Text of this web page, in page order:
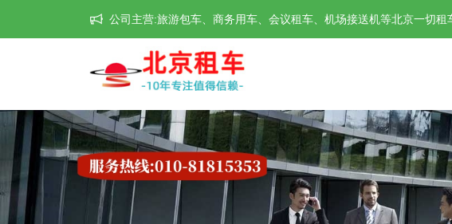
公司主营:旅游包车、商务用车、会议租车、机场接送机等北京一切